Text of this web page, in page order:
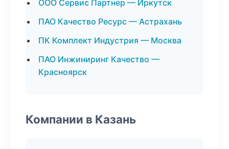
ООО Сервис Партнер — Иркутск
ПАО Качество Ресурс — Астрахань
ПК Комплект Индустрия — Москва
ПАО Инжиниринг Качество —
Красноярск
Компании в Казань